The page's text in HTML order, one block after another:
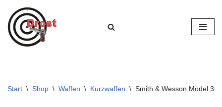
Zum
Inhalt
Start \ Shop \ Waffen \ Kurzwaffen \ Smith & Wesson Model 36